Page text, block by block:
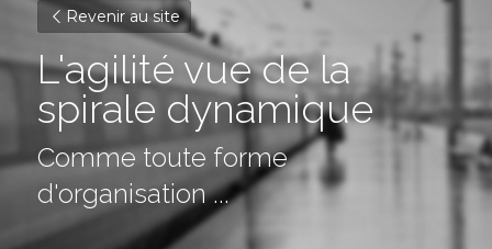
Revenir au site
L'agilité vue de la
spirale dynamique
Comme toute forme
d'organisation ...